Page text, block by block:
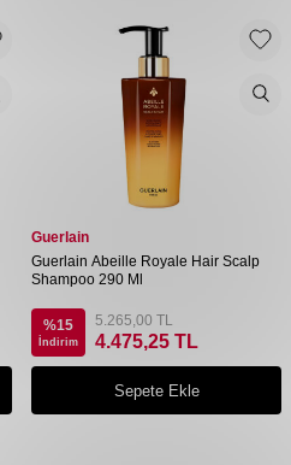
Guerlain
Guerlain Abeille Royale Hair Scalp
Shampoo 290 Ml
%15
İndirim
5.265,00 TL
4.475,25 TL
Sepete Ekle